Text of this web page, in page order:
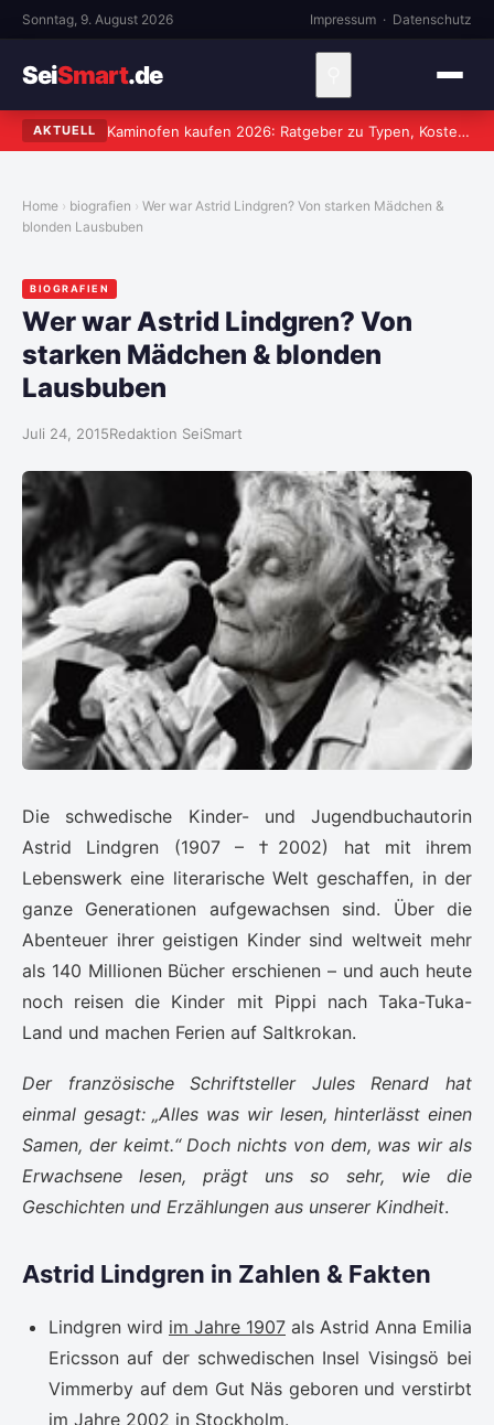
Sonntag, 9. August 2026 Impressum · Datenschutz
SeiSmart.de
AKTUELL Kaminofen kaufen 2026: Ratgeber zu Typen, Kosten und worauf wirklich zu achten ist
Home biografien
Wer war Astrid Lindgren? Von starken Mädchen &
blonden Lausbuben
BIOGRAFIEN
Wer war Astrid Lindgren? Von
starken Mädchen & blonden
Lausbuben
Juli 24, 2015Redaktion SeiSmart
Die schwedische Kinder- und Jugendbuchautorin
Astrid Lindgren (1907 – †2002) hat mit ihrem
Lebenswerk eine literarische Welt geschaffen, in der
ganze Generationen aufgewachsen sind. Über die
Abenteuer ihrer geistigen Kinder sind weltweit mehr
als 140 Millionen Bücher erschienen – und auch heute
noch reisen die Kinder mit Pippi nach Taka-Tuka-
Land und machen Ferien auf Saltkrokan.
Der französische Schriftsteller Jules Renard hat
einmal gesagt: „Alles was wir lesen, hinterlässt einen
Samen, der keimt.“ Doch nichts von dem, was wir als
Erwachsene lesen, prägt uns so sehr, wie die
Geschichten und Erzählungen aus unserer Kindheit.
Astrid Lindgren in Zahlen & Fakten
Lindgren wird im Jahre 1907 als Astrid Anna Emilia
Ericsson auf der schwedischen Insel Visingsö bei
Vimmerby auf dem Gut Näs geboren und verstirbt
im Jahre 2002 in Stockholm.